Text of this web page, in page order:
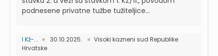
podnesene privatne tužbe tužiteljice...
I Kž-... 30.10.2025.
Visoki kazneni sud Republike
Hrvatske